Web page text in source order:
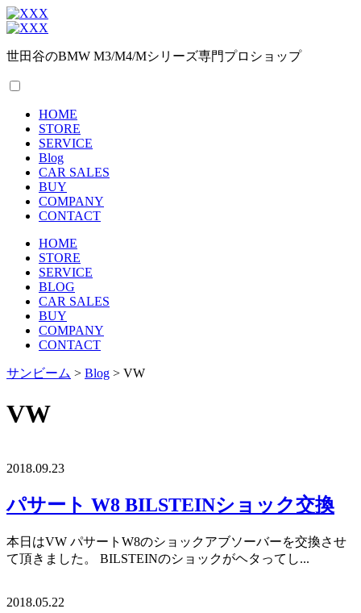
世田谷のBMW M3/M4/Mシリーズ専門プロショップ
HOME
STORE
SERVICE
Blog
CAR SALES
BUY
COMPANY
CONTACT
HOME
STORE
SERVICE
BLOG
CAR SALES
BUY
COMPANY
CONTACT
サンビーム > Blog > VW
VW
2018.09.23
パサート W8 BILSTEINショック交換
本日はVW パサートW8のショックアブソーバーを交換させ
て頂きました。 BILSTEINのショックがヘタってし...
2018.05.22